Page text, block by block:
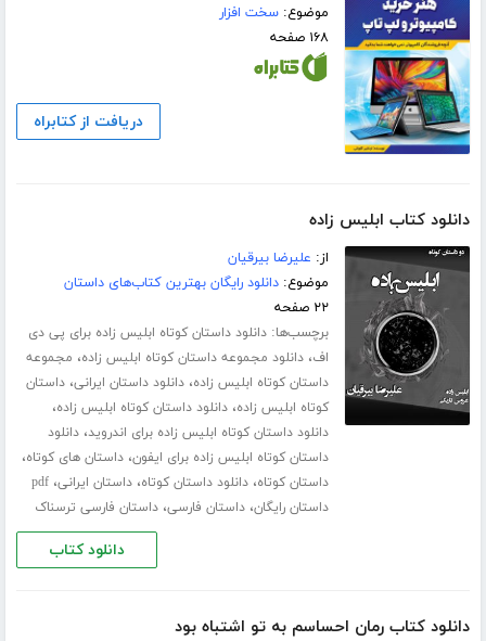
موضوع:سخت افزار
۱۶۸ صفحه
دریافت از کتابراه
دانلود کتاب ابلیس زاده
از: علیرضا بیرقیان
موضوع:دانلود رایگان بهترین کتاب‌های داستان
۲۲ صفحه
برچسب‌ها:دانلود داستان کوتاه ابلیس زاده برای پی دی
اف،دانلود مجموعه داستان کوتاه ابلیس زاده، مجموعه
داستان کوتاه ابلیس زاده،دانلود داستان ایرانی،داستان
کوتاه ابلیس زاده،دانلود داستان کوتاه ابلیس زاده،
دانلود داستان کوتاه ابلیس زاده برای اندروید،دانلود
داستان کوتاه ابلیس زاده برای ایفون،داستان های کوتاه،
داستان کوتاه،دانلود داستان کوتاه،داستان ایرانی،pdf
داستان رایگان،داستان فارسی،داستان فارسی ترسناک
دانلود کتاب
دانلود کتاب رمان احساسم به تو اشتباه بود